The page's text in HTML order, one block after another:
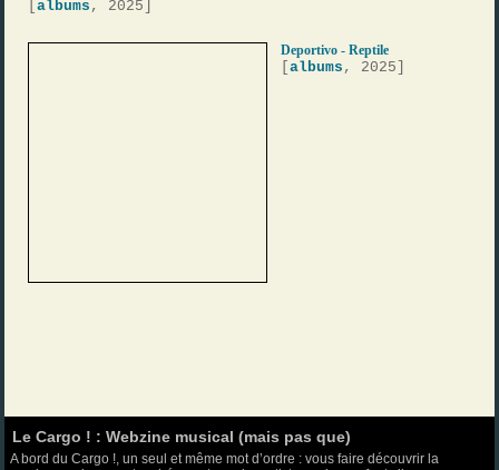
[albums , 2025]
Deportivo - Reptile
[albums , 2025]
Le Cargo ! : Webzine musical (mais pas que)
A bord du Cargo !, un seul et même mot d’ordre : vous faire découvrir la